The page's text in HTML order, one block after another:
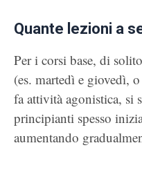
Quante lezioni a
Per i corsi base, di
(es. martedì e giovedì,
fa attività agonistica, si
principianti spesso
aumentando